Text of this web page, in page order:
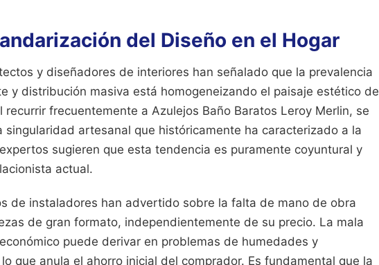
del Diseño en el Hogar
y diseñadores de interiores han señalado que la prevalencia
y distribución masiva está homogeneizando el paisaje estético de
recurrir frecuentemente a Azulejos Baño Baratos Leroy Merlin, se
singularidad artesanal que históricamente ha caracterizado a la
sugieren que esta tendencia es puramente coyuntural y
actual.
de instaladores han advertido sobre la falta de mano de obra
de gran formato, independientemente de su precio. La mala
puede derivar en problemas de humedades y
que anula el ahorro inicial del comprador. Es fundamental que la